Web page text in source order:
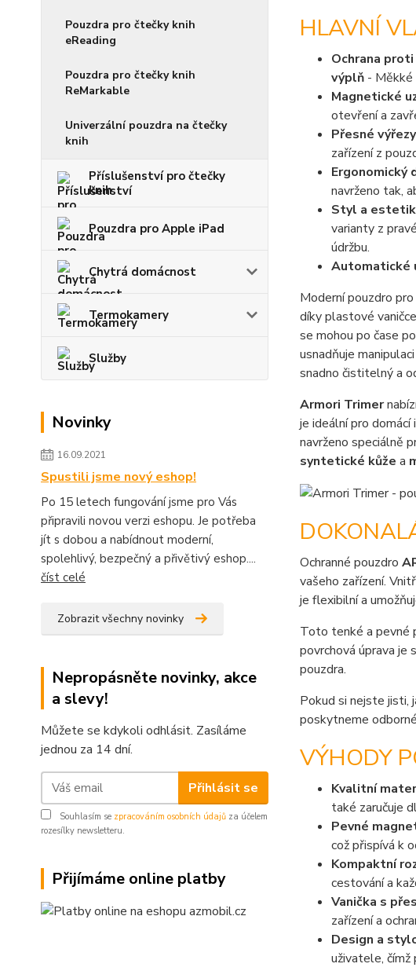
Pouzdra pro čtečky knih
eReading
Pouzdra pro čtečky knih
ReMarkable
Univerzální pouzdra na čtečky
knih
Příslušenství pro čtečky
knih
Pouzdra pro Apple iPad
Chytrá domácnost
Termokamery
Služby
Novinky
16.09.2021
Spustili jsme nový eshop!
Po 15 letech fungování jsme pro Vás
připravili novou verzi eshopu. Je potřeba
jít s dobou a nabídnout moderní,
spolehlivý, bezpečný a přivětivý eshop....
číst celé
Zobrazit všechny novinky
Nepropásněte novinky, akce
a slevy!
Můžete se kdykoli odhlásit. Zasíláme
jednou za 14 dní.
Přihlásit se
Souhlasím se zpracováním osobních údajů za účelem
rozesílky newsletteru.
Přijímáme online platby
HLAVNÍ
Ochrana
výplň - Měkké
Magnetické
otevření a
Přesné výřezy
zařízení z
Ergonomický
navrženo tak,
Styl a
varianty z
údržbu.
Automatické
Moderní pouzdro pro
díky plastové
se mohou po čase
usnadňuje
snadno čistitelný a
Armori Trimer
je ideální pro domácí
navrženo speciálně
syntetické kůže a
Ochranné pouzdro
vašeho zařízení.
je flexibilní a
Toto tenké a pevné
povrchová úprava je
pouzdra.
Pokud si nejste jisti,
poskytneme
VÝHODY
Kvalitní
také zaručuje
Pevné
což přispívá k
Kompaktní
cestování a
Vanička s
zařízení a
Design a
uživatele, čímž